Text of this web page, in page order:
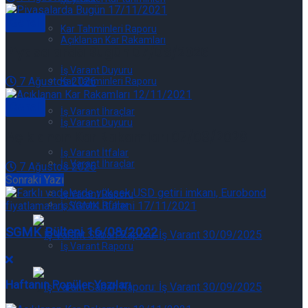
Kar Tahminleri Raporu
İş Varant Duyuru
İş Varant İhraçlar
İş Varant İtfalar
İş Varant Raporu
İş Varant Raporu: İş Varant 07/08/2026
Açıklanan Kar Rakamları
Kar Tahminleri Raporu
İş Varant Duyuru
İş Varant İhraçlar
İş Varant İtfalar
İş Varant Raporu
7 Ağustos 2026
7 Ağustos 2026
Sonraki Yazı
SGMK Bülteni 16/08/2022
Haftanın Popüler Yazıları